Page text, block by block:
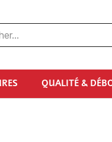
QUALITÉ &